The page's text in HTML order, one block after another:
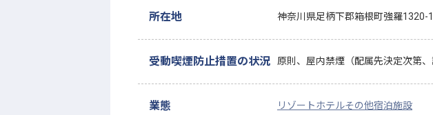
所在地 神奈川県足柄下郡箱根町強羅1320-
受動喫煙防止措置の状況 原則、屋内禁煙（配属先決定次第、
業態 リゾートホテルその他宿泊施設